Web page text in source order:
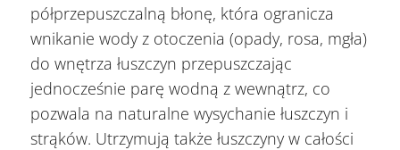
półprzepuszczalną błonę, która ogranicza
wnikanie wody z otoczenia (opady, rosa, mgła)
do wnętrza łuszczyn przepuszczając
jednocześnie parę wodną z wewnątrz, co
pozwala na naturalne wysychanie łuszczyn i
strąków. Utrzymują także łuszczyny w całości